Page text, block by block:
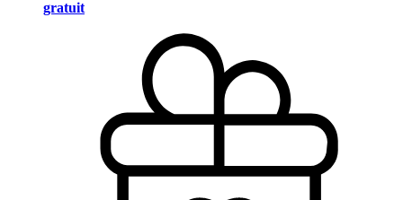
gratuit